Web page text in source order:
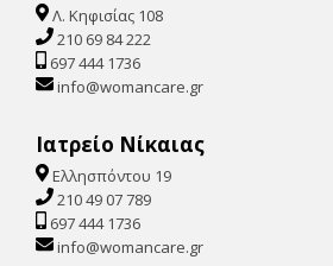
Λ. Κηφισίας 108
210 69 84 222
697 444 1736
info@womancare.gr
Ιατρείο Νίκαιας
Ελλησπόντου 19
210 49 07 789
697 444 1736
info@womancare.gr